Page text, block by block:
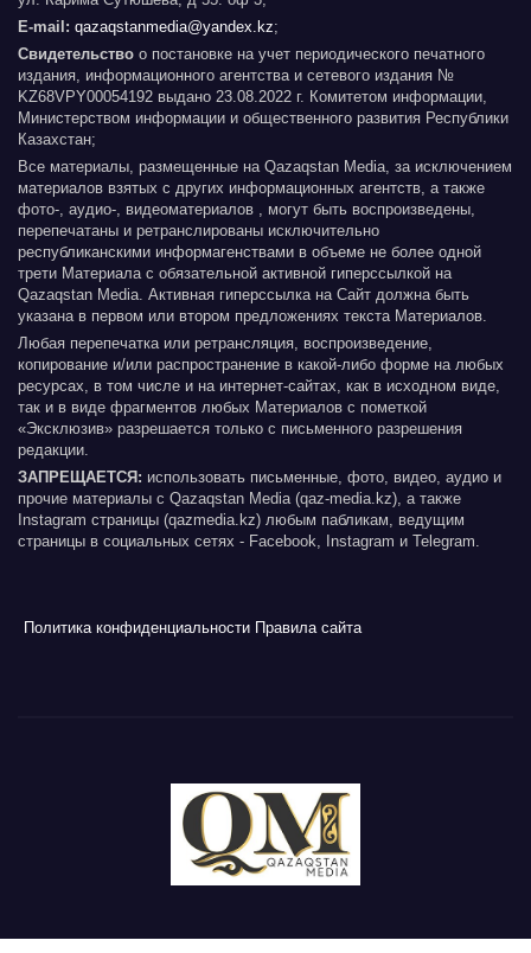
E-mail: qazaqstanmedia@yandex.kz;
Свидетельство о постановке на учет периодического печатного
издания, информационного агентства и сетевого издания №
KZ68VPY00054192 выдано 23.08.2022 г. Комитетом информации,
Министерством информации и общественного развития Республики
Казахстан;
Все материалы, размещенные на Qazaqstan Media, за исключением
материалов взятых с других информационных агентств, а также
фото-, аудио-, видеоматериалов , могут быть воспроизведены,
перепечатаны и ретранслированы исключительно
республиканскими информагенствами в объеме не более одной
трети Материала с обязательной активной гиперссылкой на
Qazaqstan Media. Активная гиперссылка на Сайт должна быть
указана в первом или втором предложениях текста Материалов.
Любая перепечатка или ретрансляция, воспроизведение,
копирование и/или распространение в какой-либо форме на любых
ресурсах, в том числе и на интернет-сайтах, как в исходном виде,
так и в виде фрагментов любых Материалов с пометкой
«Эксклюзив» разрешается только с письменного разрешения
редакции.
ЗАПРЕЩАЕТСЯ: использовать письменные, фото, видео, аудио и
прочие материалы с Qazaqstan Media (qaz-media.kz), а также
Instagram страницы (qazmedia.kz) любым пабликам, ведущим
страницы в социальных сетях - Facebook, Instagram и Telegram.
Политика конфиденциальности Правила сайта